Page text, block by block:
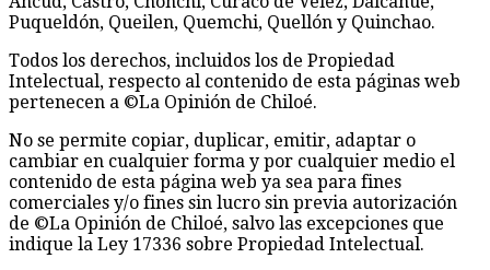
Puqueldón, Queilen, Quemchi, Quellón y Quinchao.
Todos los derechos, incluidos los de Propiedad
Intelectual, respecto al contenido de esta páginas web
pertenecen a ©La Opinión de Chiloé.
No se permite copiar, duplicar, emitir, adaptar o
cambiar en cualquier forma y por cualquier medio el
contenido de esta página web ya sea para fines
comerciales y/o fines sin lucro sin previa autorización
de ©La Opinión de Chiloé, salvo las excepciones que
indique la Ley 17336 sobre Propiedad Intelectual.